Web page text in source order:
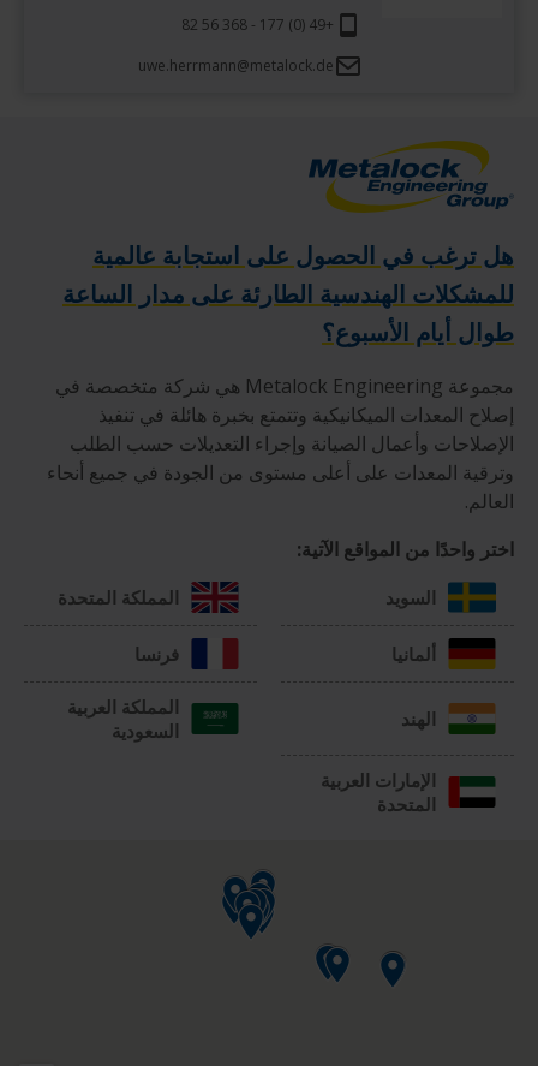
+49 (0) 177 - 368 56 82
uwe.herrmann@metalock.de
هل ترغب في الحصول على استجابة عالمية
للمشكلات الهندسية الطارئة على مدار الساعة
طوال أيام الأسبوع؟
مجموعة Metalock Engineering هي شركة متخصصة في
إصلاح المعدات الميكانيكية وتتمتع بخبرة هائلة في تنفيذ
الإصلاحات وأعمال الصيانة وإجراء التعديلات حسب الطلب
وترقية المعدات على أعلى مستوى من الجودة في جميع أنحاء
العالم.
اختر واحدًا من المواقع الآتية:
السويد المملكة المتحدة
ألمانيا فرنسا
الهند
المملكة العربية
السعودية
الإمارات العربية
المتحدة